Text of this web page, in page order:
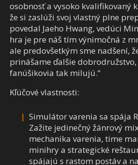
osobnosť a vysoko kvalifikovaný
že si zaslúži svoj vlastný plne
povedal Jaeho Hwang, vedúci
hra je pre náš tím výnimočná z
ale predovšetkým sme nadšení,
prinášame ďalšie
fanúšikovia tak milujú.“
Kľúčové vlastnosti:
Simulátor varenia sa spája
Zažite jedinečný žánrový
mechanika varenia, time
minihry a strategické
spájajú s rastom postáv a